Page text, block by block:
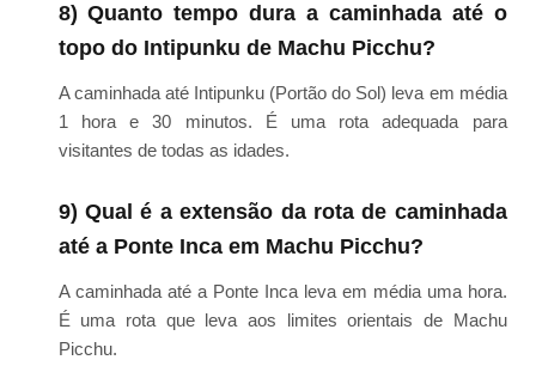
8) Quanto tempo dura a caminhada até o
topo do Intipunku de Machu Picchu?
A caminhada até Intipunku (Portão do Sol) leva em média
1 hora e 30 minutos. É uma rota adequada para
visitantes de todas as idades.
9) Qual é a extensão da rota de caminhada
até a Ponte Inca em Machu Picchu?
A caminhada até a Ponte Inca leva em média uma hora.
É uma rota que leva aos limites orientais de Machu
Picchu.